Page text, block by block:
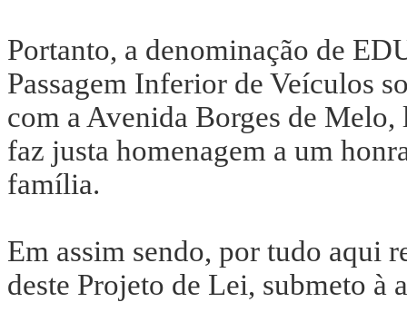
Portanto, a denominação de
Passagem Inferior de Veículos
com a Avenida Borges de
faz justa homenagem a um
família.
Em assim sendo, por tudo aqui
deste Projeto de Lei, submeto à